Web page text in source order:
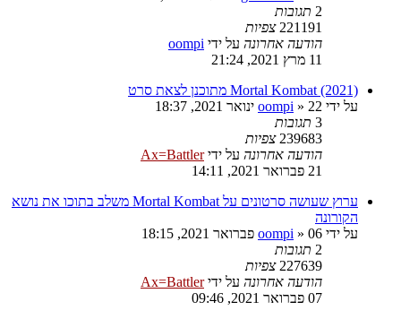
2 תגובות
221191 צפיות
הודעה אחרונה על ידי oompi
11 מרץ 2021, 21:24
Mortal Kombat (2021) מתוכנן לצאת סרט
על ידי
oompi » 22 ינואר 2021, 18:37
3 תגובות
239683 צפיות
הודעה אחרונה על ידיAx=Battler
21 פברואר 2021, 14:11
ערוץ שעושה סרטונים על Mortal Kombat משלב בתוכו את נושא
הקורונה
על ידי
oompi » 06 פברואר 2021, 18:15
2 תגובות
227639 צפיות
הודעה אחרונה על ידיAx=Battler
07 פברואר 2021, 09:46